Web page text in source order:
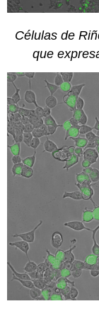
Células de
que